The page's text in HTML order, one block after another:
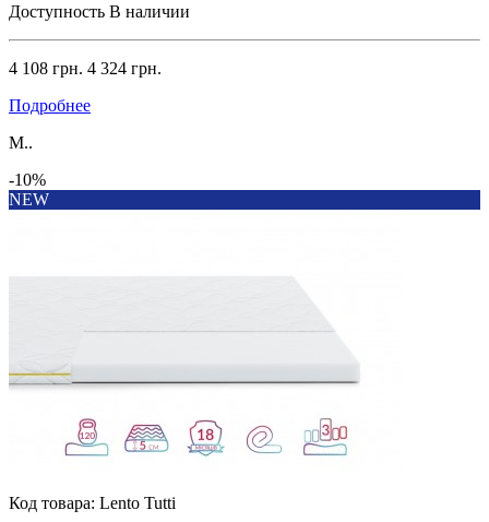
Доступность В наличии
4 108 грн. 4 324 грн.
Подробнее
М..
-10%
NEW
Код товара: Lento Tutti